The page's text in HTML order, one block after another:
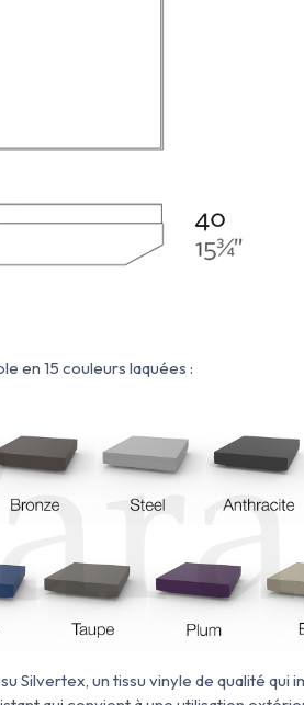
en 15 couleurs laquées :
Silvertex, un tissu vinyle de qualité qui